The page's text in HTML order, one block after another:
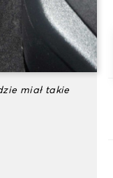
miał takie